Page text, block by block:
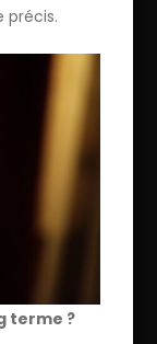
précis.
terme ?